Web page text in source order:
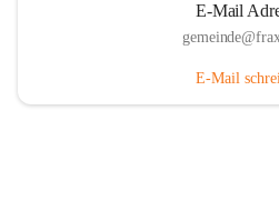
E-Mail
E-Mail